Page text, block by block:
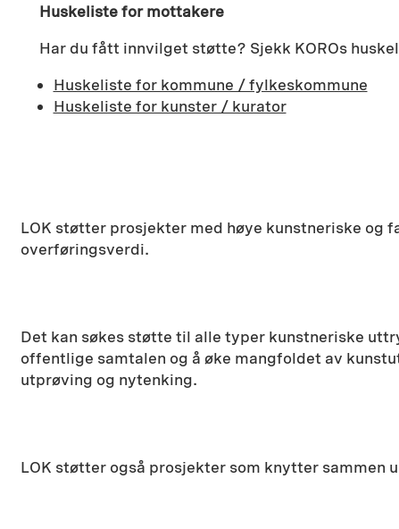
Huskeliste for mottakere
Har du fått innvilget støtte? Sjekk KOROs
Huskeliste for kommune / fylkeskommune
Huskeliste for kunster / kurator
LOK støtter prosjekter med høye kunstneriske og
overføringsverdi.
Det kan søkes støtte til alle typer kunstneriske
offentlige samtalen og å øke mangfoldet av
utprøving og nytenking.
LOK støtter også prosjekter som knytter